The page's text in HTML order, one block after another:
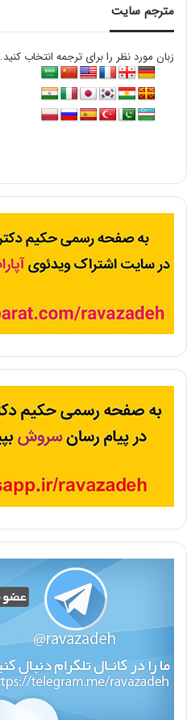
مترجم سایت
زبان مورد نظر را برای ترجمه انتخاب کنید. Please Choice Your Language :